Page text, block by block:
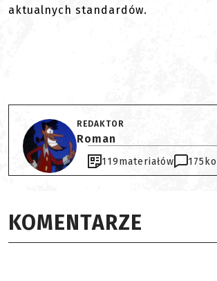
aktualnych standardów.
REDAKTOR
Roman
119materiałów 175
KOMENTARZE